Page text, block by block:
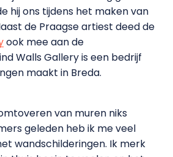
hij ons tijdens het maken van
de Praagse artiest deed de
ook mee aan de
Walls Gallery is een bedrijf
maakt in Breda.
van muren niks
geleden heb ik me veel
wandschilderingen. Ik merk